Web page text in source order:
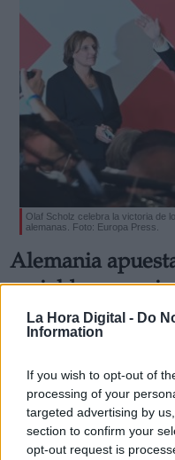
La Hora Digital - Do
Information
If you wish to opt-out of
processing of your
targeted advertising by
section to confirm your
opt-out request is
Olaf Scholz celebra la victoria de
alemanas. Foto: Europa Press.
Alemania
tendrá que
Tanto SPD como CDU/
partidos, los verdes y los
Sandra González
Más artículos de este autor
lunes, 27 de septiembre de 2021